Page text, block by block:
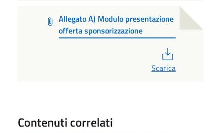
Allegato A) Modulo presentazione
offerta sponsorizzazione
Scarica
Contenuti correlati